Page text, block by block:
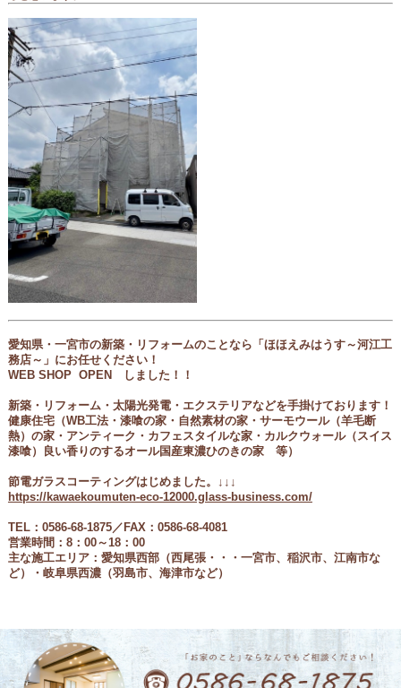
愛知県・一宮市の新築・リフォームのことなら「ほほえみはうす～河江工
務店～」にお任せください！
WEB SHOP OPEN しました！！
新築・リフォーム・太陽光発電・エクステリアなどを手掛けております！
健康住宅（WB工法・ 漆喰の家・自然素材の家・サーモウール（羊毛断
熱）の家・アンティーク・カフェスタイルな家・カルクウォール（スイス
漆喰）良い香りのするオール国産東濃ひのきの家 等）
節電ガラスコーティングはじめました。↓↓↓
https://kawaekoumuten-eco-12000.glass-business.com/
TEL：0586-68-1875／FAX：0586-68-4081
営業時間：8：00～18：00
主な施工エリア：愛知県西部（西尾張・・・一宮市、稲沢市、江南市な
ど）・岐阜県西濃（羽島市、海津市など）